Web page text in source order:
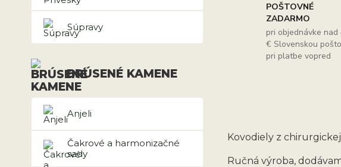
Súpravy
BRÚSENÉ KAMENE
Anjeli
Čakrové a harmonizačné
sady
POŠTOVNÉ
ZADARMO
pri objednávke nad
€ Slovenskou
pri platbe vopred
Kovodiely z
Ručná výroba,